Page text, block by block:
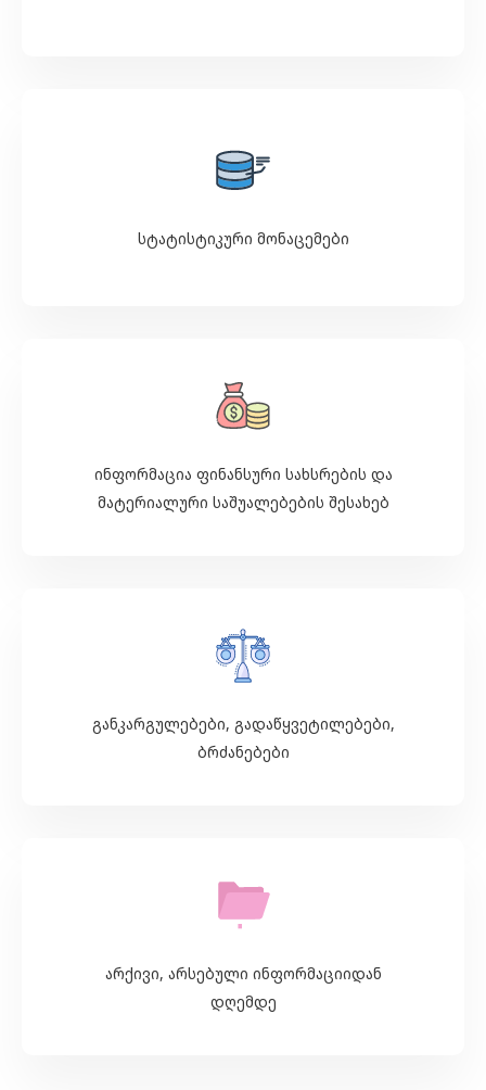
სტატისტიკური მონაცემები
ინფორმაცია ფინანსური სახსრების და
მატერიალური საშუალებების შესახებ
განკარგულებები, გადაწყვეტილებები,
ბრძანებები
არქივი, არსებული ინფორმაციიდან
დღემდე